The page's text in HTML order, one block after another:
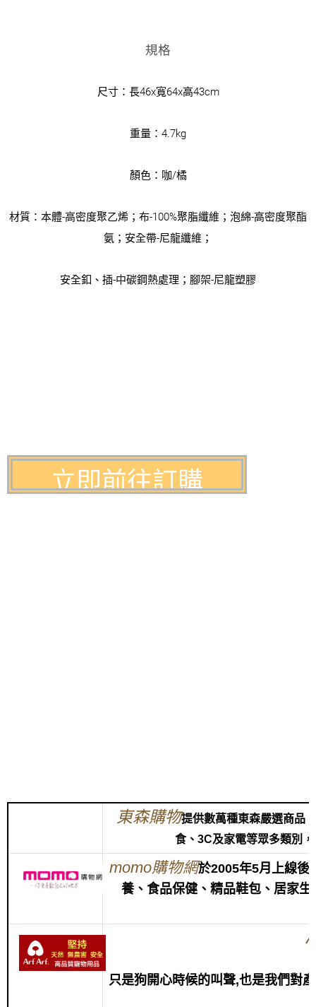
規格
尺寸：長46x寬64x高43cm
重量：4.7kg
顏色：咖/橘
材質：本體-高密度聚乙烯；布-100%聚脂纖維；泡綿-高密度聚酯
氨；安全帶-尼龍纖維；
安全釦、插-中碳鋼熱處理；腳架-尼龍塑膠
東森購物提供數萬種東森嚴選商品
食、3C及家電等眾多類別
momo購物網於2005年5月上線後
養、食品保健、精品鞋包、居家
只是狗開心時候的叫聲,也是我們對